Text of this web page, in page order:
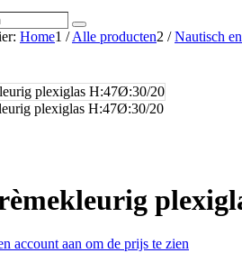
Zoeken
Home1 / Alle producten2 / Nautisch
account aan om de prijs te zien